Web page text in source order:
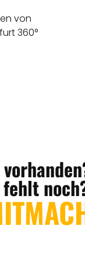
von
360°